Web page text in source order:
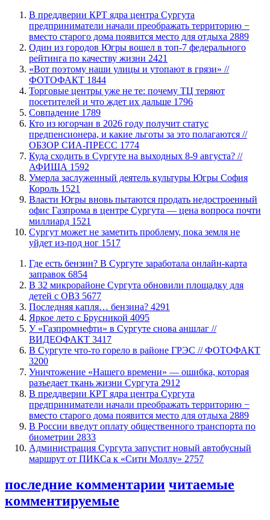
​В преддверии КРТ ядра центра Сургута
предприниматели начали преображать территорию −
вместо старого дома появится место для отдыха 2889
Один из городов Югры вошел в топ-7 федерального
рейтинга по качеству жизни 2421
«Вот поэтому наши улицы и утопают в грязи» //
ФОТОФАКТ 1844
Торговые центры уже не те: почему ТЦ теряют
посетителей и что ждет их дальше 1796
​Совпадение 1789
Кто из югорчан в 2026 году получит статус
предпенсионера, и какие льготы за это полагаются //
ОБЗОР СИА-ПРЕСС 1774
​Куда сходить в Сургуте на выходных 8-9 августа? //
АФИША 1592
​Умерла заслуженный деятель культуры Югры София
Король 1521
Власти Югры вновь пытаются продать недостроенный
офис Газпрома в центре Сургута — цена вопроса почти
миллиард 1521
Сургут может не заметить проблему, пока земля не
уйдет из-под ног 1517
​Где есть бензин? В Сургуте заработала онлайн-карта
заправок 6854
В 32 микрорайоне Сургута обновили площадку для
детей с ОВЗ 5677
​Последняя капля… бензина? 4291
Яркое лето с Брусникой 4095
У «Газпромнефти» в Сургуте снова аншлаг //
ВИДЕОФАКТ 3417
​В Сургуте что-то горело в районе ГРЭС // ФОТОФАКТ
3200
​Уничтожение «Нашего времени» — ошибка, которая
разъедает ткань жизни Сургута 2912
​В преддверии КРТ ядра центра Сургута
предприниматели начали преображать территорию −
вместо старого дома появится место для отдыха 2889
В России введут оплату общественного транспорта по
биометрии 2833
​Администрация Сургута запустит новый автобусный
маршрут от ПИКСа к «Сити Моллу» 2757
последние комментарии читаемые
комментируемые